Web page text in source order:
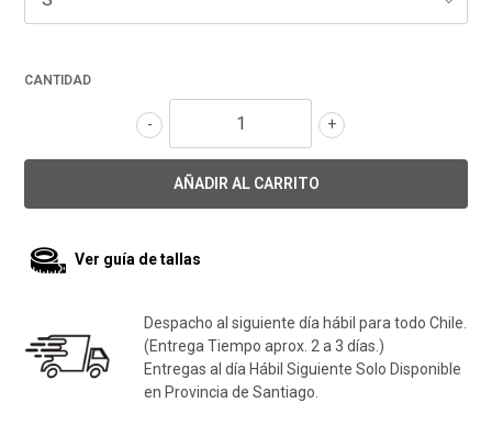
CANTIDAD
+
-
Ver guía de tallas
Despacho al siguiente día hábil para todo Chile.
(Entrega Tiempo aprox. 2 a 3 días.)
Entregas al día Hábil Siguiente Solo Disponible
en Provincia de Santiago.